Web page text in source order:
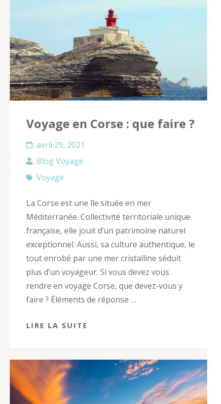
Voyage en Corse : que faire ?
avril 29, 2021
Blog Voyage
Voyage
La Corse est une île située en mer
Méditerranée. Collectivité territoriale unique
française, elle jouit d’un patrimoine naturel
exceptionnel. Aussi, sa culture authentique, le
tout enrobé par une mer cristalline séduit
plus d’un voyageur. Si vous devez vous
rendre en voyage Corse, que devez-vous y
faire ? Éléments de réponse …
LIRE LA SUITE